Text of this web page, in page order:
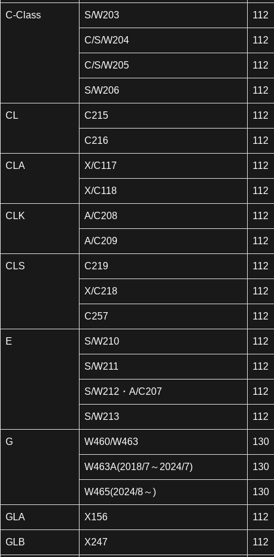
C-Class S/W203 112
C/S/W204 112
C/S/W205 112
S/W206 112
CL C215 112
C216 112
CLA X/C117 112
X/C118 112
CLK A/C208 112
A/C209 112
CLS C219 112
X/C218 112
C257 112
E S/W210 112
S/W211 112
S/W212・A/C207 112
S/W213 112
G W460/W463 130
W463A(2018/7～2024/7) 130
W465(2024/8～) 130
GLA X156 112
GLB X247 112